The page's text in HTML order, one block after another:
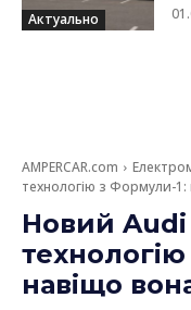
Актуально